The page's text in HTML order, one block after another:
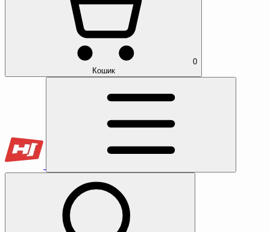
0
Кошик